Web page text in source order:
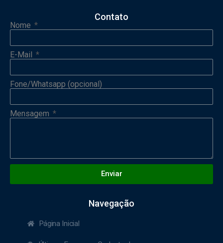
Contato
Nome
E-Mail
Fone/Whatsapp (opcional)
Mensagem
Enviar
Navegação
Página Inicial